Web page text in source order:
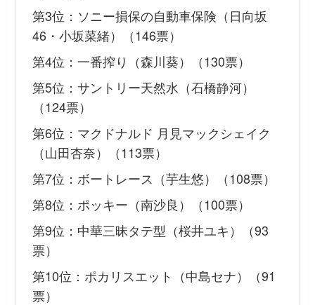
第3位：ソニー損保の自動車保険（日向坂
46・小坂菜緒）（146票）
第4位：一番搾り（森川葵）（130票）
第5位：サントリー天然水（石橋静河）
（124票）
第6位：マクドナルド 月見マックシェイク
（山田杏奈）（113票）
第7位：ボートレース（芋生悠）（108票）
第8位：ポッキー（南沙良）（100票）
第9位：中華三昧タテ型（桜井ユキ）（93
票）
第10位：ポカリスエット（中島セナ）（91
票）